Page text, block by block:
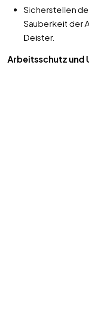
Sicherstellen
Sauberkeit der
Deister.
Arbeitsschutz und